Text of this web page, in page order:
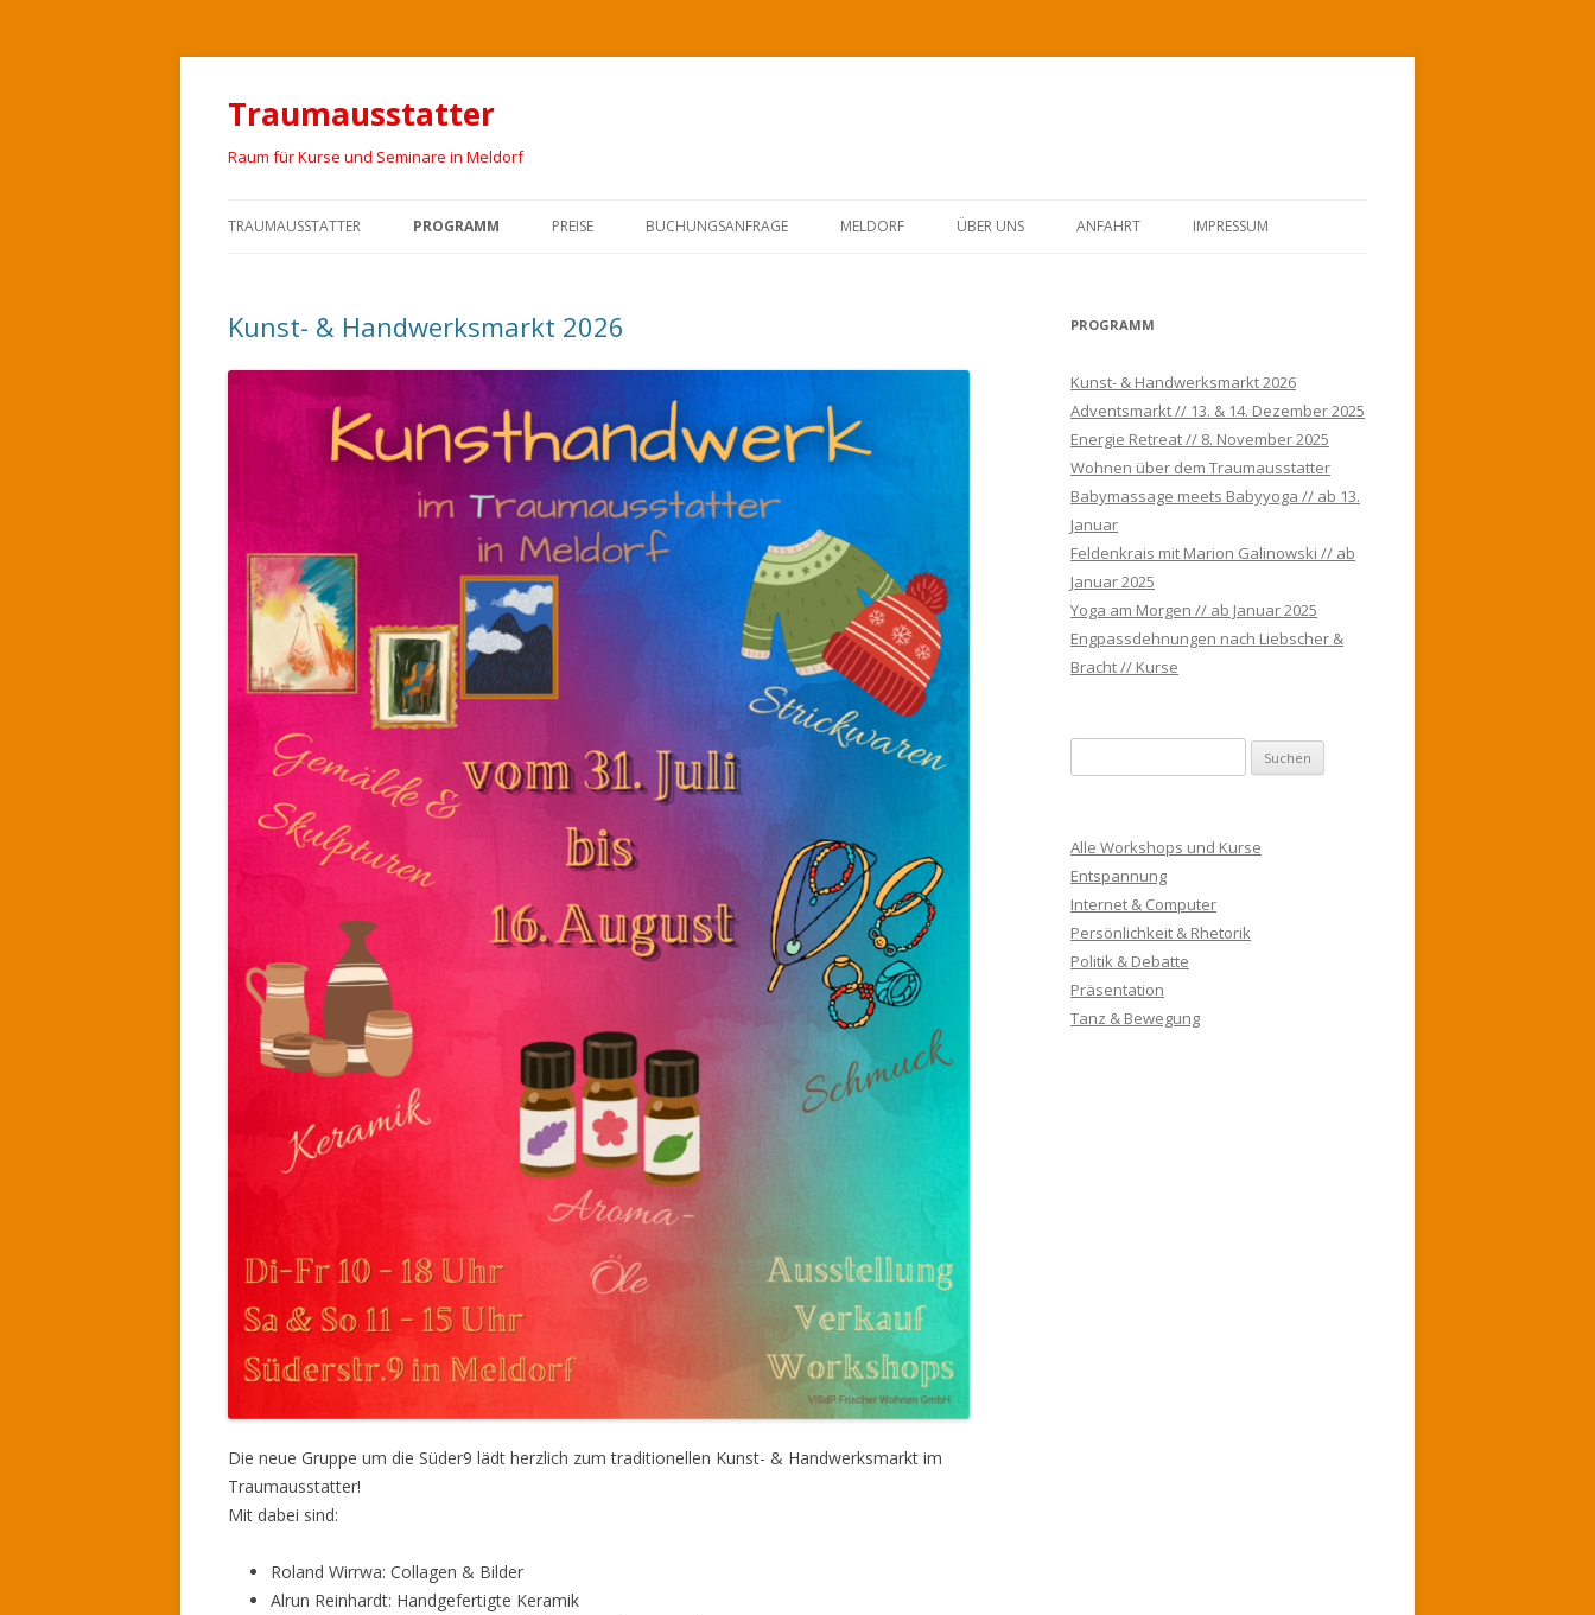
Traumausstatter
Raum für Kurse und Seminare in Meldorf
TRAUMAUSSTATTER PROGRAMM PREISE BUCHUNGSANFRAGE MELDORF ÜBER UNS ANFAHRT IMPRESSUM
Kunst- & Handwerksmarkt 2026
Die neue Gruppe um die Süder9 lädt herzlich zum traditionellen Kunst- & Handwerksmarkt im
Traumausstatter!
Mit dabei sind:
Roland Wirrwa: Collagen & Bilder
Alrun Reinhardt: Handgefertigte Keramik
PROGRAMM
Kunst- & Handwerksmarkt 2026
Adventsmarkt // 13. & 14. Dezember 2025
Energie Retreat // 8. November 2025
Wohnen über dem Traumausstatter
Babymassage meets Babyyoga // ab 13.
Januar
Feldenkrais mit Marion Galinowski // ab
Januar 2025
Yoga am Morgen // ab Januar 2025
Engpassdehnungen nach Liebscher &
Bracht // Kurse
u
h
e
n
n
a
c
h
Alle Workshops und Kurse
Entspannung
Internet & Computer
Persönlichkeit & Rhetorik
Politik & Debatte
Präsentation
Tanz & Bewegung